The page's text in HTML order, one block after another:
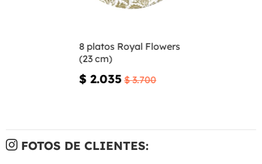
8 platos Royal Flowers
(23 cm)
$ 2.035 $ 3.700
FOTOS DE CLIENTES: